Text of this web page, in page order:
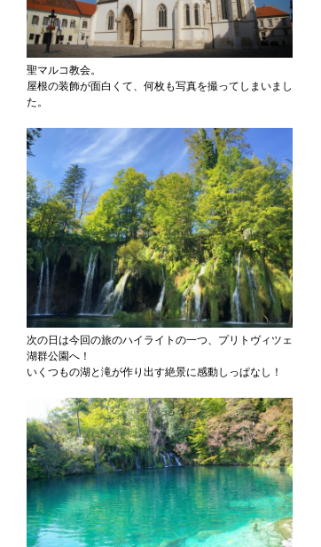
聖マルコ教会。
屋根の装飾が面白くて、何枚も写真を撮ってしまいまし
た。
次の日は今回の旅のハイライトの一つ、プリトヴィツェ
湖群公園へ！
いくつもの湖と滝が作り出す絶景に感動しっぱなし！